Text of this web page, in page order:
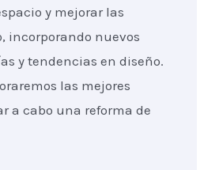
y mejorar las
incorporando nuevos
y tendencias en diseño.
las mejores
a cabo una reforma de